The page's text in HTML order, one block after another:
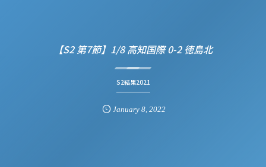
【S2 第7節】1/8 高知国際 0-2 徳島北
S2結果2021
January 8 ,2022